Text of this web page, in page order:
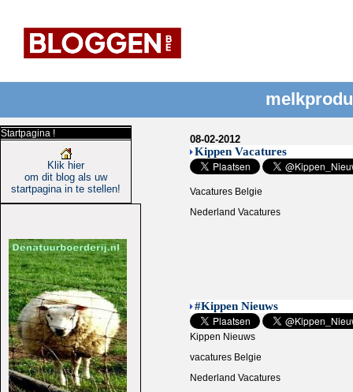
Startpagina !
Klik hier
om dit blog als uw
startpagina in te stellen!
08-02-2012
Kippen Vacatures
Vacatures Belgie
Nederland Vacatures
#Kippen Nieuws
Kippen Nieuws
vacatures Belgie
Nederland Vacatures